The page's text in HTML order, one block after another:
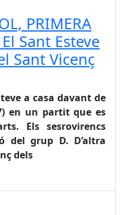
PRIMERA
Sant Esteve
Sant Vicenç
a casa davant de
en un partit que es
Els sesrovirencs
del grup D. D’altra
dels